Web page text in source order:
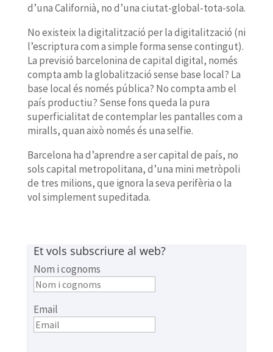
d’una Californià, no d’una ciutat-global-tota-sola.
No existeix la digitalització per la digitalització (ni
l’escriptura com a simple forma sense contingut).
La previsió barcelonina de capital digital, només
compta amb la globalització sense base local? La
base local és només pública? No compta amb el
país productiu? Sense fons queda la pura
superficialitat de contemplar les pantalles com a
miralls, quan això només és una selfie.
Barcelona ha d’aprendre a ser capital de país, no
sols capital metropolitana, d’una mini metròpoli
de tres milions, que ignora la seva perifèria o la
vol simplement supeditada.
Et vols subscriure al web?
Nom i cognoms
Email